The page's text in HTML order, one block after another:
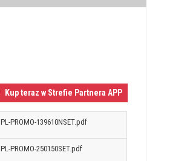
Kup teraz w Strefie Partnera APP
PL-PROMO-139610NSET.pdf
PL-PROMO-250150SET.pdf